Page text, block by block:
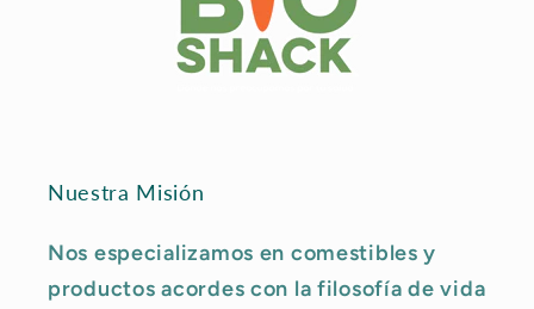
Nuestra Misión
Nos especializamos en comestibles y
productos acordes con la filosofía de vida